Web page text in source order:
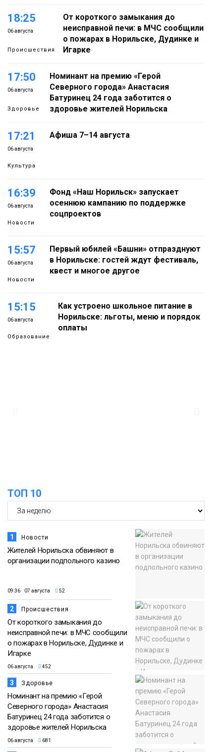
18:25
06 августа
Происшествия
От короткого замыкания до
неисправной печи: в МЧС сообщили
о пожарах в Норильске, Дудинке и
Игарке
17:50
06 августа
Здоровье
Номинант на премию «Герой
Северного города» Анастасия
Батуринец 24 года заботится о
здоровье жителей Норильска
17:21
06 августа
Культура
Афиша 7–14 августа
16:39
06 августа
Новости
Фонд «Наш Норильск» запускает
осеннюю кампанию по поддержке
соцпроектов
15:57
06 августа
Новости
Первый юбилей «Башни» отпразднуют
в Норильске: гостей ждут фестиваль,
квест и многое другое
15:15
06 августа
Образование
Как устроено школьное питание в
Норильске: льготы, меню и порядок
оплаты
13:10
06 августа
ТОП 10
1 Новости
Жителей Норильска обвиняют в
организации подпольного казино
09:36 07 августа 52
2 Происшествия
От короткого замыкания до
неисправной печи: в МЧС сообщили
о пожарах в Норильске, Дудинке и
Игарке
06 августа 452
3 Здоровье
Номинант на премию «Герой
Северного города» Анастасия
Батуринец 24 года заботится о
здоровье жителей Норильска
06 августа 681